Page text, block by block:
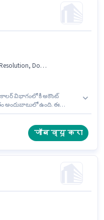
Domestic Calling
విభాగంలో కీ అకౌంట్
అందుబాటులో ఉంది. ఈ
కలిగి ఉండాలి. ఇది Full
6 days working ఉంటాయి.
जॉब व्यू करा